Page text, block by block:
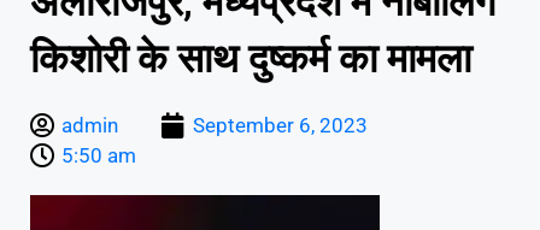
किशोरी के साथ दुष्कर्म का मामला
admin
September 6, 2023
5:50 am